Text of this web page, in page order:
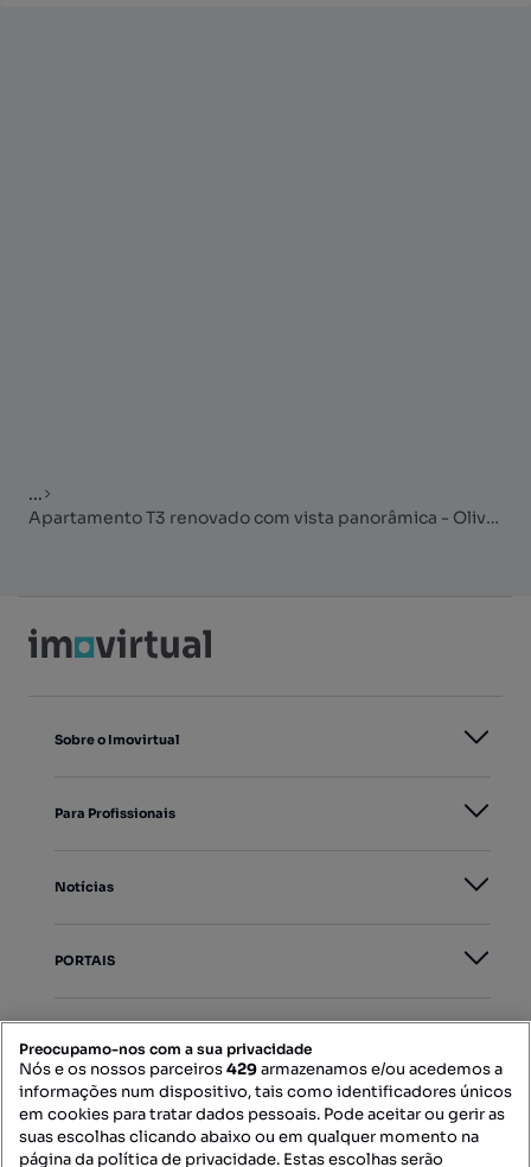
...
Apartamento T3 renovado com vista panorâmica - Olivais
Sobre o Imovirtual
Para Profissionais
Notícias
PORTAIS
Contacte-nos
Preocupamo-nos com a sua privacidade
Nós e os nossos parceiros429armazenamos e/ou acedemos a
informações num dispositivo, tais como identificadores únicos
em cookies para tratar dados pessoais. Pode aceitar ou gerir as
suas escolhas clicando abaixo ou em qualquer momento na
página da política de privacidade. Estas escolhas serão